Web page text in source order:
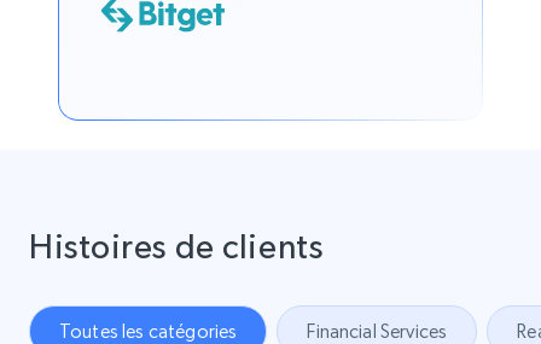
Histoires de clients
Toutes les catégories Financial Services